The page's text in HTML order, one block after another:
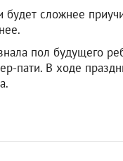
сложнее
пол будущего
пати. В ходе